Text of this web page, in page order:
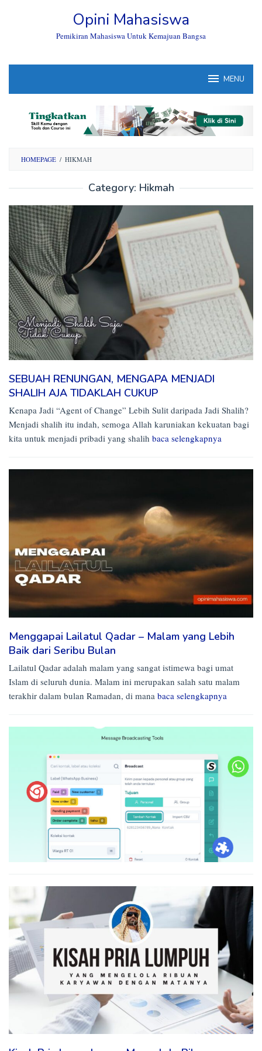
Opini Mahasiswa
Pemikiran Mahasiswa Untuk Kemajuan Bangsa
MENU
HOMEPAGE / HIKMAH
Category: Hikmah
SEBUAH RENUNGAN, MENGAPA MENJADI
SHALIH AJA TIDAKLAH CUKUP
Kenapa Jadi “Agent of Change” Lebih Sulit daripada Jadi Shalih?
Menjadi shalih itu indah, semoga Allah karuniakan kekuatan bagi
kita untuk menjadi pribadi yang shalih baca selengkapnya
Menggapai Lailatul Qadar – Malam yang Lebih
Baik dari Seribu Bulan
Lailatul Qadar adalah malam yang sangat istimewa bagi umat
Islam di seluruh dunia. Malam ini merupakan salah satu malam
terakhir dalam bulan Ramadan, di mana baca selengkapnya